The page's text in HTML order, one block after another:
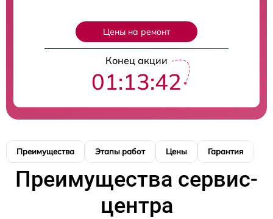
Цены на ремонт
Конец акции
01:13:41
Преимущества Этапы работ Цены Гарантия
Преимущества сервис-
центра